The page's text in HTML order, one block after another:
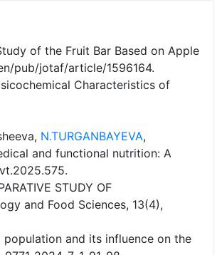
of the Fruit Bar Based on Apple
pub/jotaf/article/1596164.
Characteristics of
N.TURGANBAYEVA,
and functional nutrition: A
STUDY OF
and Food Sciences, 13(4),
and its influence on the